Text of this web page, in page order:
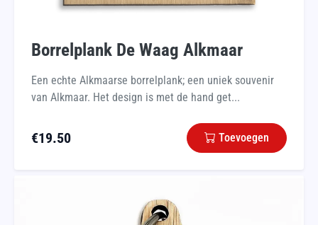
Borrelplank De Waag Alkmaar
Een echte Alkmaarse borrelplank; een uniek souvenir
van Alkmaar. Het design is met de hand get...
€19.50 Toevoegen